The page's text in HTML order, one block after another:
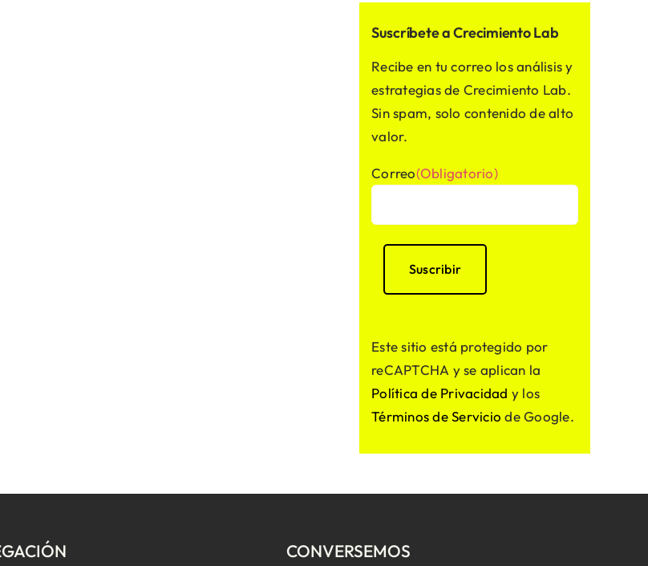
Suscríbete a Crecimiento Lab
Recibe en tu correo los análisis y
estrategias de Crecimiento Lab.
Sin spam, solo contenido de alto
valor.
Correo(Obligatorio)
Este sitio está protegido por
reCAPTCHA y se aplican la
Política de Privacidad y los
Términos de Servicio de Google.
CONVERSEMOS